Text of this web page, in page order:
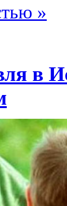
»
в